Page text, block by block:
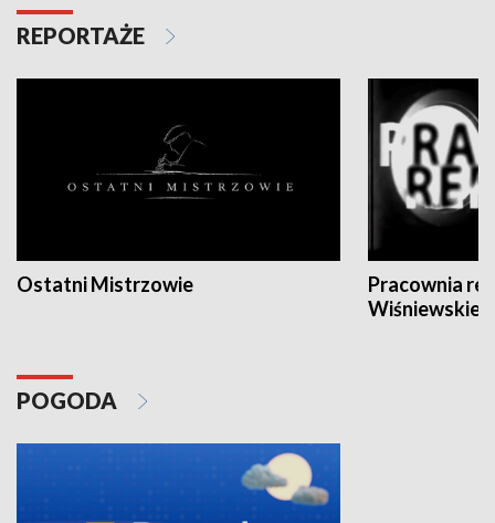
REPORTAŻE
Ostatni Mistrzowie
Pracownia
POGODA